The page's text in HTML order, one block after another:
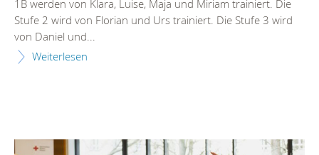
1B werden von Klara, Luise, Maja und Miriam trainiert. Die
Stufe 2 wird von Florian und Urs trainiert. Die Stufe 3 wird
von Daniel und...
Weiterlesen